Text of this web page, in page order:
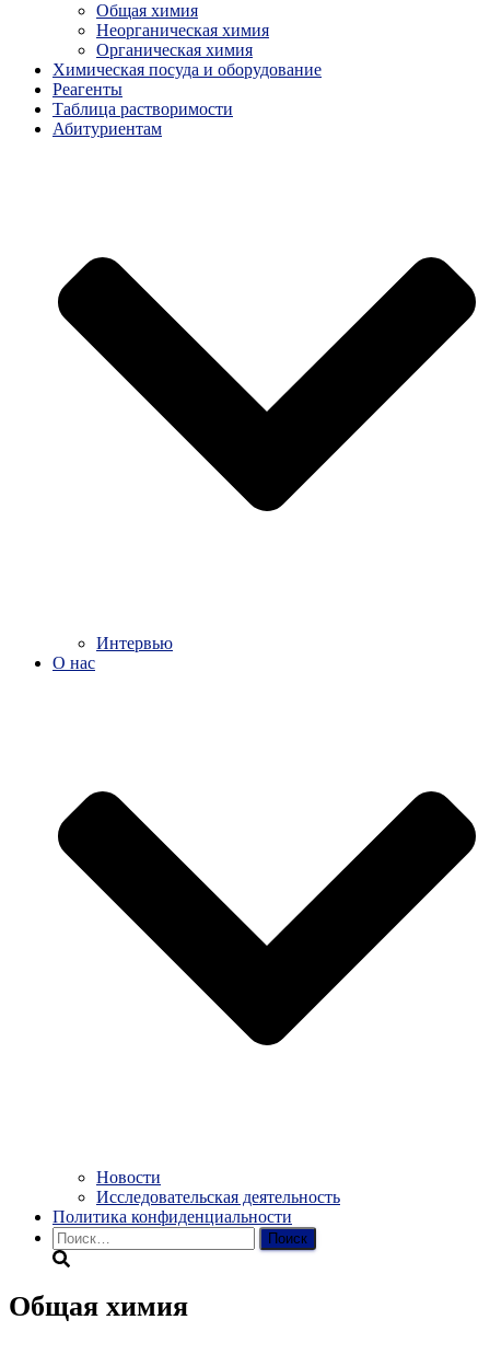
Общая химия
Неорганическая химия
Органическая химия
Химическая посуда и оборудование
Реагенты
Таблица растворимости
Абитуриентам
Интервью
О нас
Новости
Исследовательская деятельность
Политика конфиденциальности
Найти:
Общая химия